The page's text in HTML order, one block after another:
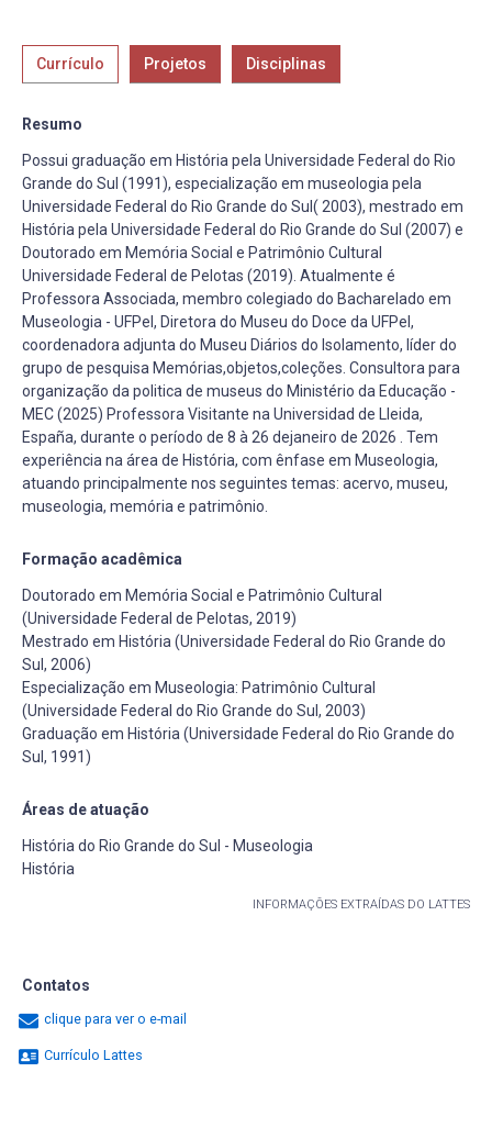
Currículo Projetos Disciplinas
Resumo
Possui graduação em História pela Universidade Federal do Rio
Grande do Sul (1991), especialização em museologia pela
Universidade Federal do Rio Grande do Sul( 2003), mestrado em
História pela Universidade Federal do Rio Grande do Sul (2007) e
Doutorado em Memória Social e Patrimônio Cultural
Universidade Federal de Pelotas (2019). Atualmente é
Professora Associada, membro colegiado do Bacharelado em
Museologia - UFPel, Diretora do Museu do Doce da UFPel,
coordenadora adjunta do Museu Diários do Isolamento, líder do
grupo de pesquisa Memórias,objetos,coleções. Consultora para
organização da politica de museus do Ministério da Educação -
MEC (2025) Professora Visitante na Universidad de Lleida,
España, durante o período de 8 à 26 dejaneiro de 2026 . Tem
experiência na área de História, com ênfase em Museologia,
atuando principalmente nos seguintes temas: acervo, museu,
museologia, memória e patrimônio.
Formação acadêmica
Doutorado em Memória Social e Patrimônio Cultural
(Universidade Federal de Pelotas, 2019)
Mestrado em História (Universidade Federal do Rio Grande do
Sul, 2006)
Especialização em Museologia: Patrimônio Cultural
(Universidade Federal do Rio Grande do Sul, 2003)
Graduação em História (Universidade Federal do Rio Grande do
Sul, 1991)
Áreas de atuação
História do Rio Grande do Sul - Museologia
História
INFORMAÇÕES EXTRAÍDAS DO LATTES
Contatos
clique para ver o e-mail
Currículo Lattes